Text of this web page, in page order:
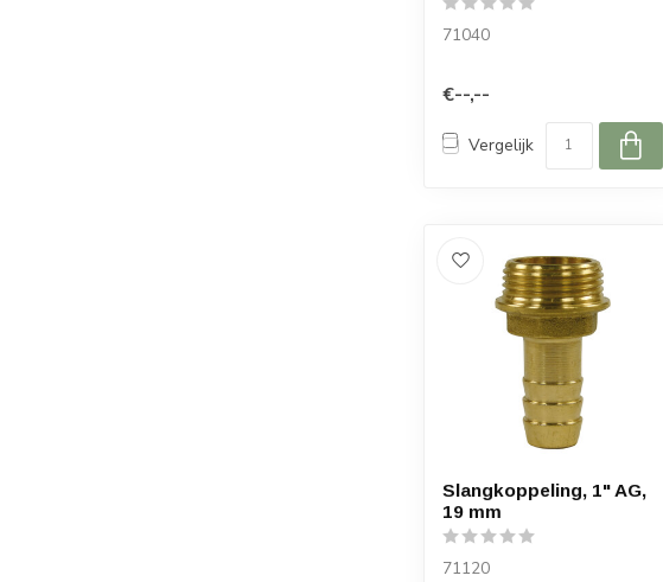
71040
€--,--
Vergelijk
Slangkoppeling, 1" AG,
19 mm
71120